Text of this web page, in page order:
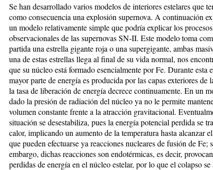
Se han desarrollado varios modelos de interiores estelares que
como consecuencia una explosión supernova. A continuación
un modelo relativamente simple que podría explicar los
observacionales de las supernovas SN-II. Este modelo toma
partida una estrella gigante roja o una supergigante, ambas
una de estas estrellas llega al final de su vida normal, nos
que su núcleo está formado esencialmente por Fe. Durante esta
mayor parte de energía es producida por las capas exteriores de
la tasa de liberación de energía decrece continuamente. En un
dado la presión de radiación del núcleo ya no le permite
volumen constante frente a la atracción gravitacional.
situación se desestabiliza, pues la energía potencial perdida se
calor, implicando un aumento de la temperatura hasta alcanzar
que pueden efectuarse ya reacciones nucleares de fusión de Fe;
embargo, dichas reacciones son endotérmicas, es decir,
perdidas de energía en el núcleo estelar, por lo que el colapso se